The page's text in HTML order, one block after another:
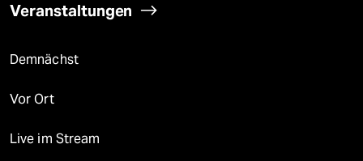
Veranstaltungen
Demnächst
Vor Ort
Live im Stream